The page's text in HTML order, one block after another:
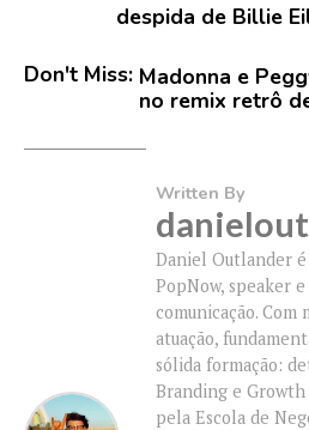
despida de Billie
Don't Miss: Madonna e
no remix retrô
Written By
Daniel Outlander
PopNow, speaker
comunicação. Com
atuação,
sólida formação:
Branding e Growth
pela Escola de